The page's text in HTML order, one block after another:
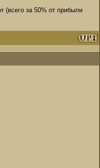
за 50% от прибыли